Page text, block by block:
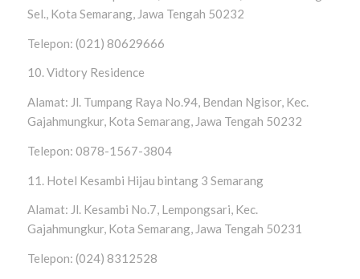
Sel., Kota Semarang, Jawa Tengah 50232
Telepon: (021) 80629666
10. Vidtory Residence
Alamat: Jl. Tumpang Raya No.94, Bendan Ngisor, Kec.
Gajahmungkur, Kota Semarang, Jawa Tengah 50232
Telepon: 0878-1567-3804
11. Hotel Kesambi Hijau bintang 3 Semarang
Alamat: Jl. Kesambi No.7, Lempongsari, Kec.
Gajahmungkur, Kota Semarang, Jawa Tengah 50231
Telepon: (024) 8312528